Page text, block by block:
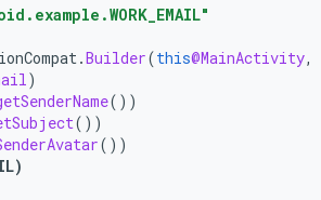
.Builder(this@MainActivity,
)
())
())
())
)